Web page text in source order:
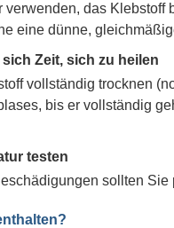
verwenden, das
eine dünne,
Zeit, sich zu heilen
vollständig trocknen
bis er vollständig
testen
sollten